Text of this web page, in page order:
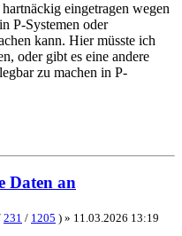
eingetragen wegen
P-Systemen oder
kann. Hier müsste ich
oder gibt es eine andere
zu machen in P-
Daten an
231 / 1205 ) » 11.03.2026 13:19